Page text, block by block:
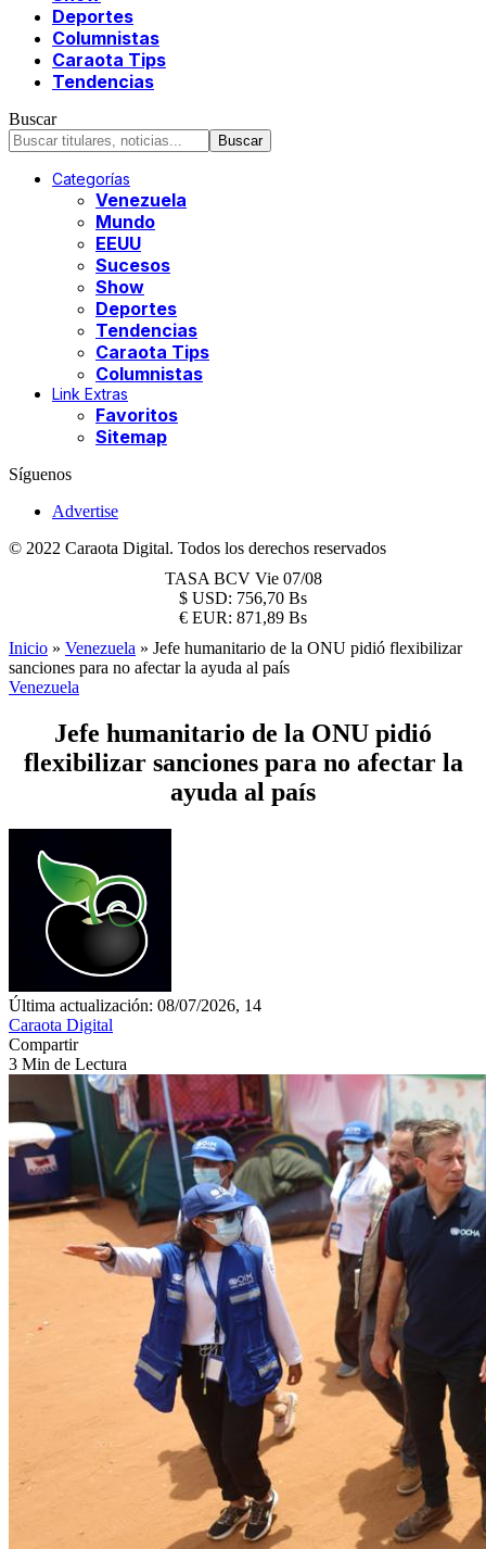
Deportes
Columnistas
Caraota Tips
Tendencias
Buscar
Categorías
Venezuela
Mundo
EEUU
Sucesos
Show
Deportes
Tendencias
Caraota Tips
Columnistas
Link Extras
Favoritos
Sitemap
Síguenos
Advertise
© 2022 Caraota Digital. Todos los derechos reservados
TASA BCV Vie 07/08
$ USD: 756,70 Bs
€ EUR: 871,89 Bs
Inicio » Venezuela » Jefe humanitario de la ONU pidió flexibilizar
sanciones para no afectar la ayuda al país
Venezuela
Jefe humanitario de la ONU pidió
flexibilizar sanciones para no afectar la
ayuda al país
Última actualización: 08/07/2026, 14
Caraota Digital
Compartir
3 Min de Lectura